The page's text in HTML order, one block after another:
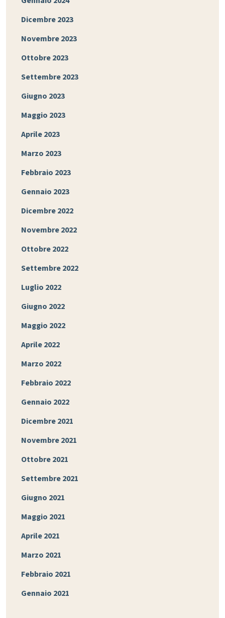
Dicembre 2023
Novembre 2023
Ottobre 2023
Settembre 2023
Giugno 2023
Maggio 2023
Aprile 2023
Marzo 2023
Febbraio 2023
Gennaio 2023
Dicembre 2022
Novembre 2022
Ottobre 2022
Settembre 2022
Luglio 2022
Giugno 2022
Maggio 2022
Aprile 2022
Marzo 2022
Febbraio 2022
Gennaio 2022
Dicembre 2021
Novembre 2021
Ottobre 2021
Settembre 2021
Giugno 2021
Maggio 2021
Aprile 2021
Marzo 2021
Febbraio 2021
Gennaio 2021